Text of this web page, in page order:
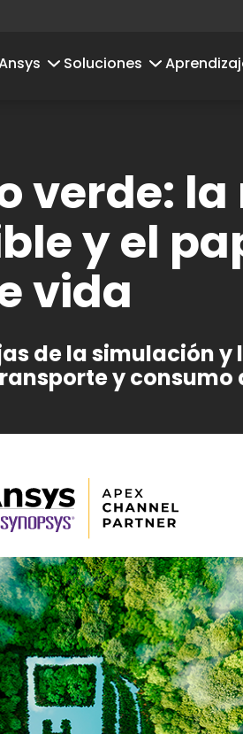
Soluciones
verde:
y el
vida
de la simulación
y consumo